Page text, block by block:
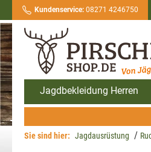
Zur Hauptnavigation
Kundenservice:08271 4246750
Jagdbekleidung Herren
Sie sind hier: Jagdausrüstung